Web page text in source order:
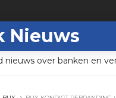
Nieuws
nieuws over banken en